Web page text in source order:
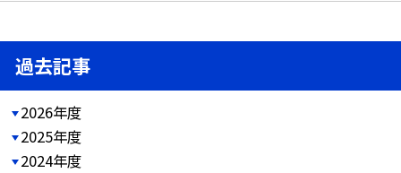
過去記事
2026年度
2025年度
2024年度